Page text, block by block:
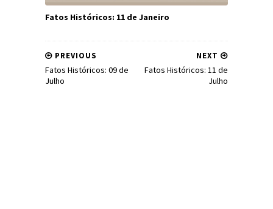
Fatos Históricos: 11 de Janeiro
NEXT
Fatos Históricos: 11 de
Julho
PREVIOUS
Fatos Históricos: 09 de
Julho